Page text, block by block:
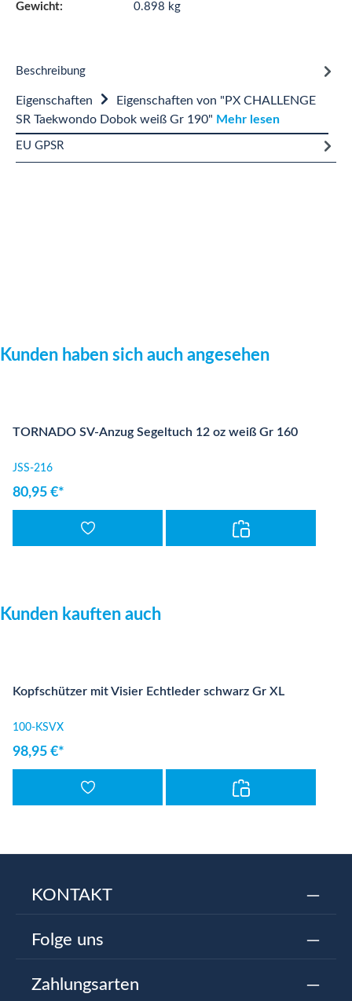
Gewicht: 0.898 kg
Beschreibung
Eigenschaften
Eigenschaften von "PX CHALLENGE
SR Taekwondo Dobok weiß Gr 190" Mehr lesen
EU GPSR
Produktgalerie überspringen
Kunden haben sich auch angesehen
TORNADO SV-Anzug Segeltuch 12 oz weiß Gr 160
JSS-216
80,95 €*
Produktgalerie überspringen
Kunden kauften auch
Kopfschützer mit Visier Echtleder schwarz Gr XL
100-KSVX
98,95 €*
KONTAKT
Folge uns
Zahlungsarten